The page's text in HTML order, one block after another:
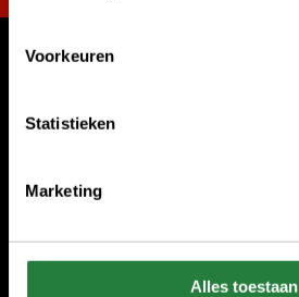
Voorkeuren
Statistieken
Marketing
Alles toestaan
Rufen Sie uns an
Chatten Sie mit uns
Senden Sie uns eine E-Mail
sales@golfdriver.nl